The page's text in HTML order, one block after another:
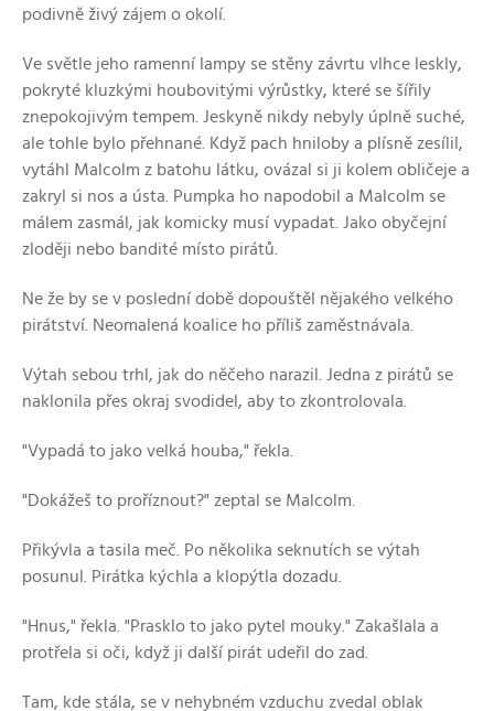
podivně živý zájem o okolí.
Ve světle jeho ramenní lampy se stěny závrtu vlhce leskly,
pokryté kluzkými houbovitými výrůstky, které se šířily
znepokojivým tempem. Jeskyně nikdy nebyly úplně suché,
ale tohle bylo přehnané. Když pach hniloby a plísně zesílil,
vytáhl Malcolm z batohu látku, ovázal si ji kolem obličeje a
zakryl si nos a ústa. Pumpka ho napodobil a Malcolm se
málem zasmál, jak komicky musí vypadat. Jako obyčejní
zloději nebo bandité místo pirátů.
Ne že by se v poslední době dopouštěl nějakého velkého
pirátství. Neomalená koalice ho příliš zaměstnávala.
Výtah sebou trhl, jak do něčeho narazil. Jedna z pirátů se
naklonila přes okraj svodidel, aby to zkontrolovala.
"Vypadá to jako velká houba," řekla.
"Dokážeš to proříznout?" zeptal se Malcolm.
Přikývla a tasila meč. Po několika seknutích se výtah
posunul. Pirátka kýchla a klopýtla dozadu.
"Hnus," řekla. "Prasklo to jako pytel mouky." Zakašlala a
protřela si oči, když ji další pirát udeřil do zad.
Tam, kde stála, se v nehybném vzduchu zvedal oblak